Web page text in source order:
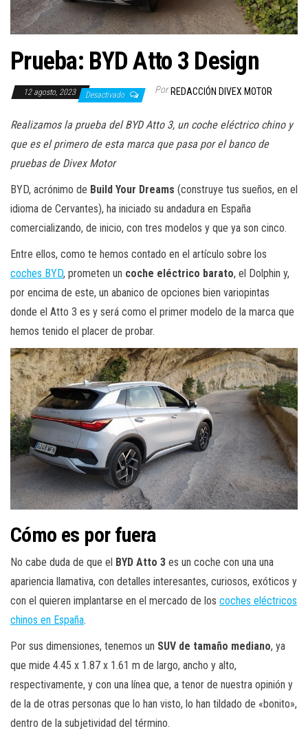
c
Prueba: BYD Atto 3 Design
12 agosto, 2023 Desactivado Por REDACCIÓN DIVEX MOTOR
Realizamos la prueba del BYD Atto 3, un coche eléctrico chino y
que es el primero de esta marca que pasa por el banco de
pruebas de Divex Motor
BYD, acrónimo de Build Your Dreams (construye tus sueños, en el
idioma de Cervantes), ha iniciado su andadura en España
comercializando, de inicio, con tres modelos y que ya son cinco.
Entre ellos, como te hemos contado en el artículo sobre los
coches BYD, prometen un coche eléctrico barato, el Dolphin y,
por encima de este, un abanico de opciones bien variopintas
donde el Atto 3 es y será como el primer modelo de la marca que
hemos tenido el placer de probar.
Cómo es por fuera
No cabe duda de que el BYD Atto 3 es un coche con una una
apariencia llamativa, con detalles interesantes, curiosos, exóticos y
con el quieren implantarse en el mercado de los coches eléctricos
chinos en España.
Por sus dimensiones, tenemos un SUV de tamaño mediano, ya
que mide 4.45 x 1.87 x 1.61 m de largo, ancho y alto,
respectivamente, y con una línea que, a tenor de nuestra opinión y
de la de otras personas que lo han visto, lo han tildado de «bonito»,
dentro de la subjetividad del término.